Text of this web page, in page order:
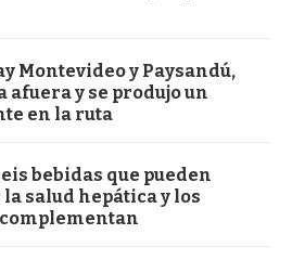
Montevideo y Paysandú,
y se produjo un
en la ruta
bebidas que pueden
salud hepática y los